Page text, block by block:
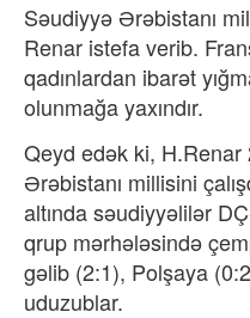
Səudiyyə Ərəbistanı
Renar istefa verib.
qadınlardan ibarət
olunmağa yaxındır.
Qeyd edək ki,
Ərəbistanı millisini
altında səudiyyəlilər
qrup mərhələsində
gəlib (2:1), Polşaya
uduzublar.